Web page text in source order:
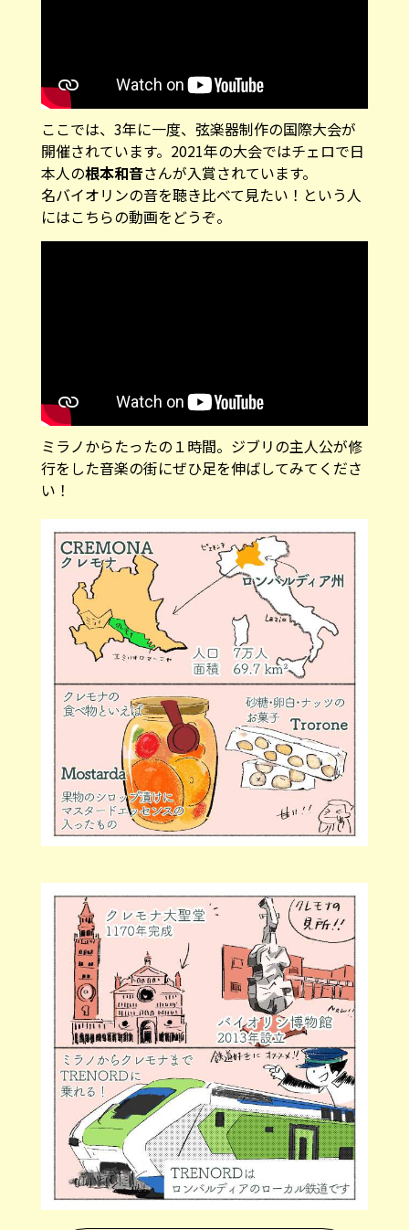
ここでは、3年に一度、弦楽器制作の国際大会が
開催されています。2021年の大会ではチェロで日
本人の根本和音さんが入賞されています。
名バイオリンの音を聴き比べて見たい！という人
にはこちらの動画をどうぞ。
ミラノからたったの１時間。ジブリの主人公が修
行をした音楽の街にぜひ足を伸ばしてみてくださ
い！